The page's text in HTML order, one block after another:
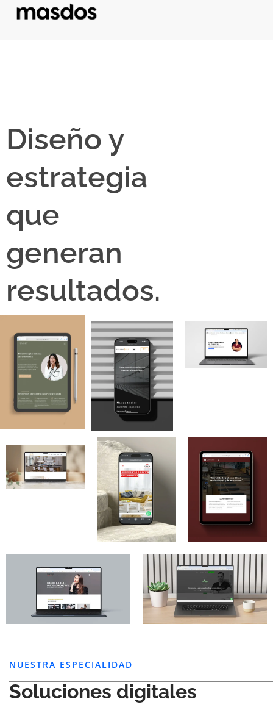
Diseño y
estrategia
que
generan
resultados.
NUESTRA ESPECIALIDAD
Soluciones digitales